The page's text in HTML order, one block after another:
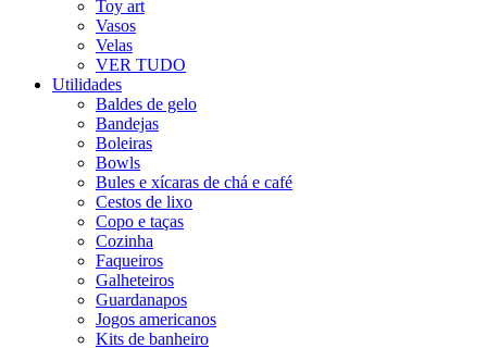
Toy art
Vasos
Velas
VER TUDO
Utilidades
Baldes de gelo
Bandejas
Boleiras
Bowls
Bules e xícaras de chá e café
Cestos de lixo
Copo e taças
Cozinha
Faqueiros
Galheteiros
Guardanapos
Jogos americanos
Kits de banheiro